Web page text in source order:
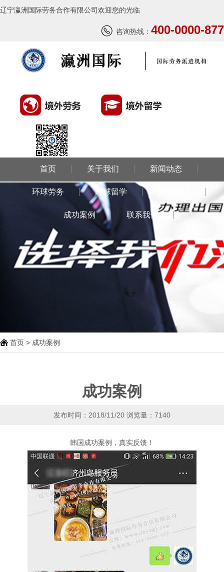
辽宁瀛洲国际劳务合作有限公司欢迎您的光临
咨询热线： 400-0000-877
首页 关于我们 新闻动态
环球劳务 环球留学
成功案例 联系我们
首页 > 成功案例
成功案例
发布时间：2018/11/20 浏览量：7140
韩国成功案例，真实反馈！